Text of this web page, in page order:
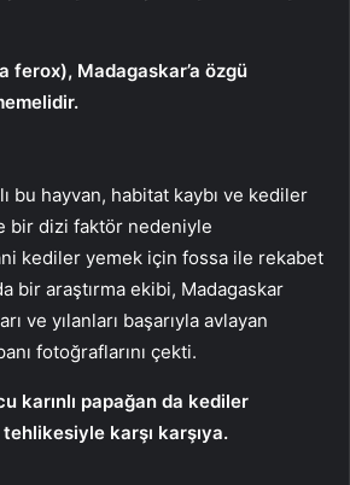
ferox), Madagaskar’a özgü
bu hayvan, habitat kaybı ve kediler
bir dizi faktör nedeniyle
kediler yemek için fossa ile rekabet
bir araştırma ekibi, Madagaskar
ve yılanları başarıyla avlayan
fotoğraflarını çekti.
karınlı papağan da kediler
karşı karşıya.